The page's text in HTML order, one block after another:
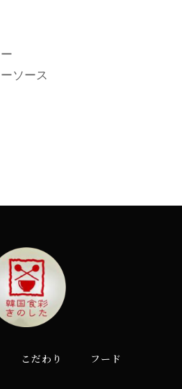
ソース
こだわり フード